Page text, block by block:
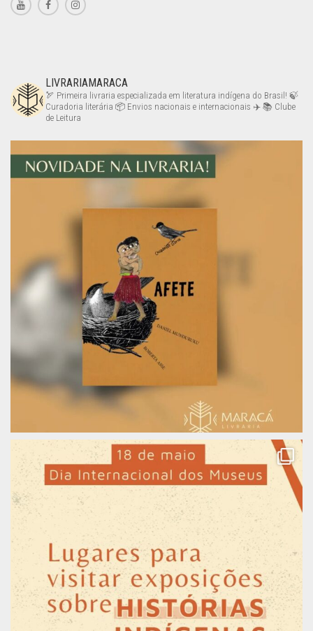
LIVRARIAMARACA
🏹 Primeira livraria especializada em literatura indígena do Brasil! 🍃
Curadoria literária 📦 Envios nacionais e internacionais ✈️ 📚 Clube
de Leitura